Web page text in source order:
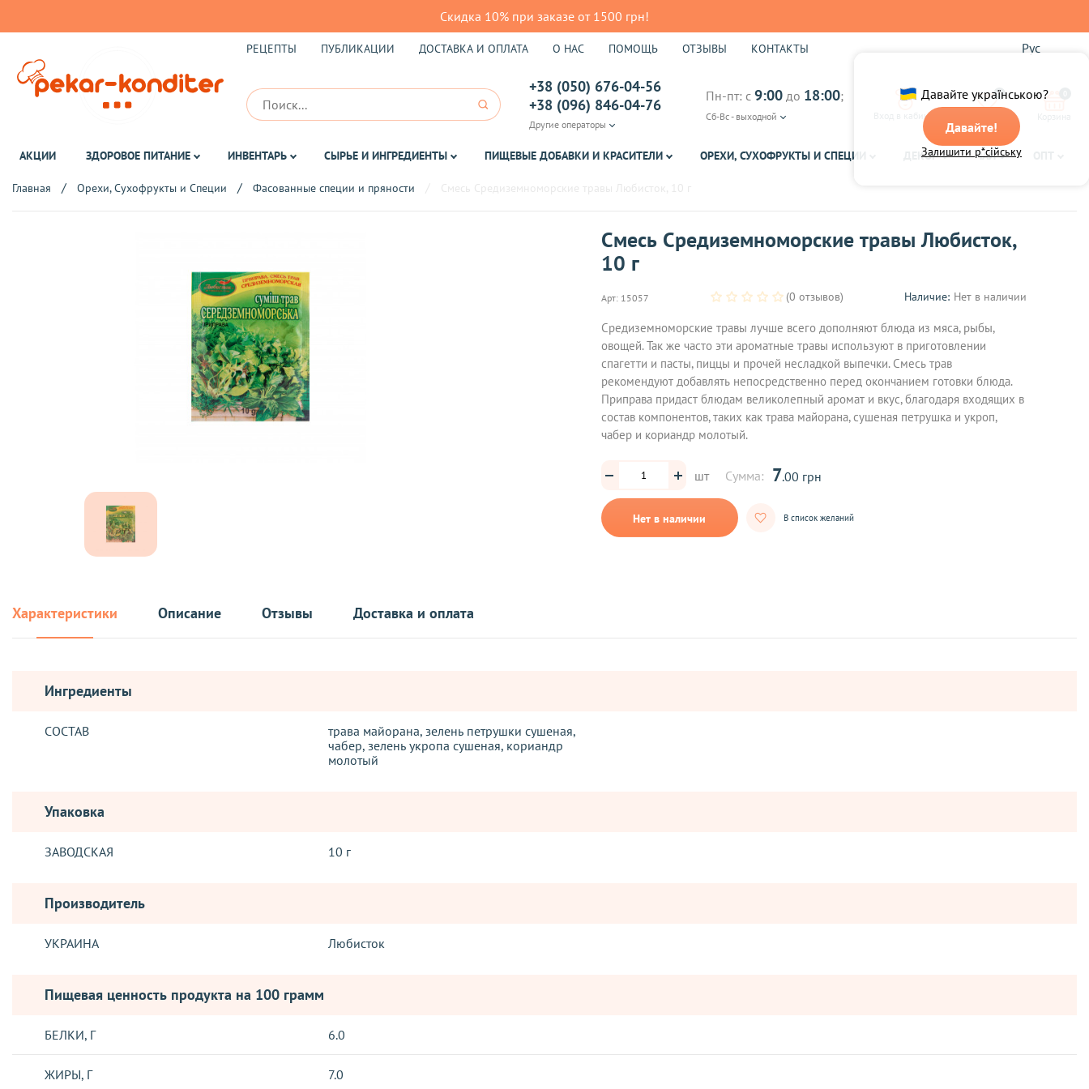
Скидка 10% при заказе от 1500 грн!
Давайте українською?
Давайте!
Залишити р*сійську
РЕЦЕПТЫ ПУБЛИКАЦИИ ДОСТАВКА И ОПЛАТА О НАС ПОМОЩЬ ОТЗЫВЫ КОНТАКТЫ Рус
+38 (050) 676-04-56
+38 (096) 846-04-76
Другие операторы
Пн-пт: с 9:00 до 18:00;
Сб-Вс - выходной Вход в кабинет
0
АКЦИИ ЗДОРОВОЕ ПИТАНИЕ ИНВЕНТАРЬ СЫРЬЕ И ИНГРЕДИЕНТЫ ПИЩЕВЫЕ ДОБАВКИ И КРАСИТЕЛИ ОРЕХИ, СУХОФРУКТЫ И СПЕЦИИ ДЕКОР ЧАЙ
Главная Орехи, Сухофрукты и Специи Фасованные специи и пряности
Смесь Средиземноморские травы Любисток,
10 г
Арт: 15057 (0 отзывов) Наличие: Нет в наличии
Средиземноморские травы лучше всего дополняют блюда из мяса, рыбы,
овощей. Так же часто эти ароматные травы используют в приготовлении
спагетти и пасты, пиццы и прочей несладкой выпечки. Смесь трав
рекомендуют добавлять непосредственно перед окончанием готовки блюда.
Приправа придаст блюдам великолепный аромат и вкус, благодаря входящих в
состав компонентов, таких как трава майорана, сушеная петрушка и укроп,
чабер и кориандр молотый.
шт Сумма: 7.00 грн
Нет в наличии В список желаний
Характеристики Описание Отзывы Доставка и оплата
Ингредиенты
СОСТАВ
трава майорана, зелень петрушки сушеная,
чабер, зелень укропа сушеная, кориандр
молотый
Упаковка
ЗАВОДСКАЯ 10 г
Производитель
УКРАИНА Любисток
Пищевая ценность продукта на 100 грамм
БЕЛКИ, Г 6.0
ЖИРЫ, Г 7.0